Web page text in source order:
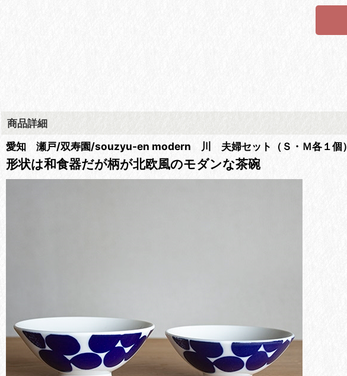
商品詳細
愛知 瀬戸/双寿園/souzyu-en modern 川 夫婦セット（Ｓ・Ｍ各１個）
形状は和食器だが柄が北欧風のモダンな茶碗